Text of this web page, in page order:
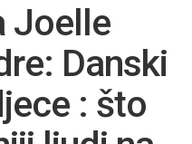
Joelle
Danski
: što